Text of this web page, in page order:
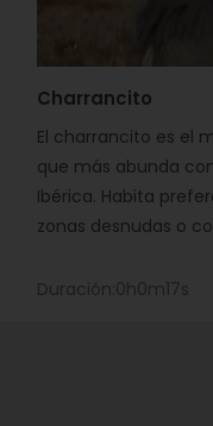
Charrancito
El charrancito es el
que más abunda
Ibérica. Habita
zonas desnudas o
Duración:0h0m17s